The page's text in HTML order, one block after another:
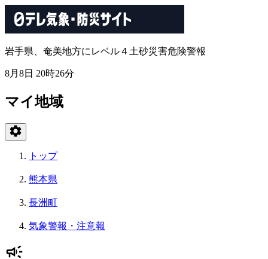
岩手県、奄美地方にレベル４土砂災害危険警報
8月8日 20時26分
マイ地域
トップ
熊本県
長洲町
気象警報・注意報